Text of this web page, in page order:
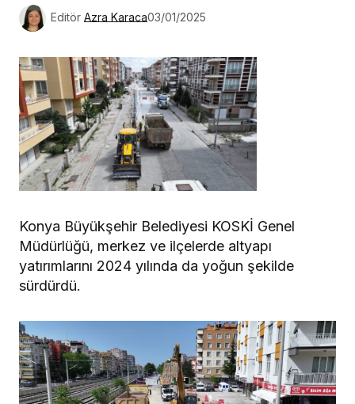
Editör Azra Karaca03/01/2025
Konya Büyükşehir Belediyesi KOSKİ Genel
Müdürlüğü, merkez ve ilçelerde altyapı
yatırımlarını 2024 yılında da yoğun şekilde
sürdürdü.